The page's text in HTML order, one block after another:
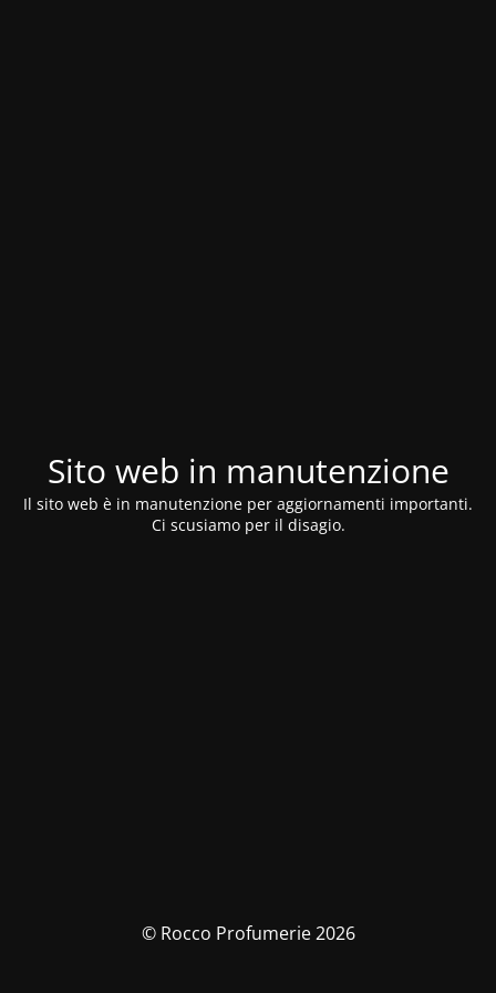
Sito web in manutenzione
Il sito web è in manutenzione per aggiornamenti importanti.
Ci scusiamo per il disagio.
© Rocco Profumerie 2026